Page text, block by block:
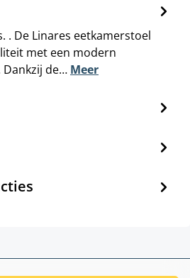
. De Linares eetkamerstoel
met een modern
Dankzij de… Meer